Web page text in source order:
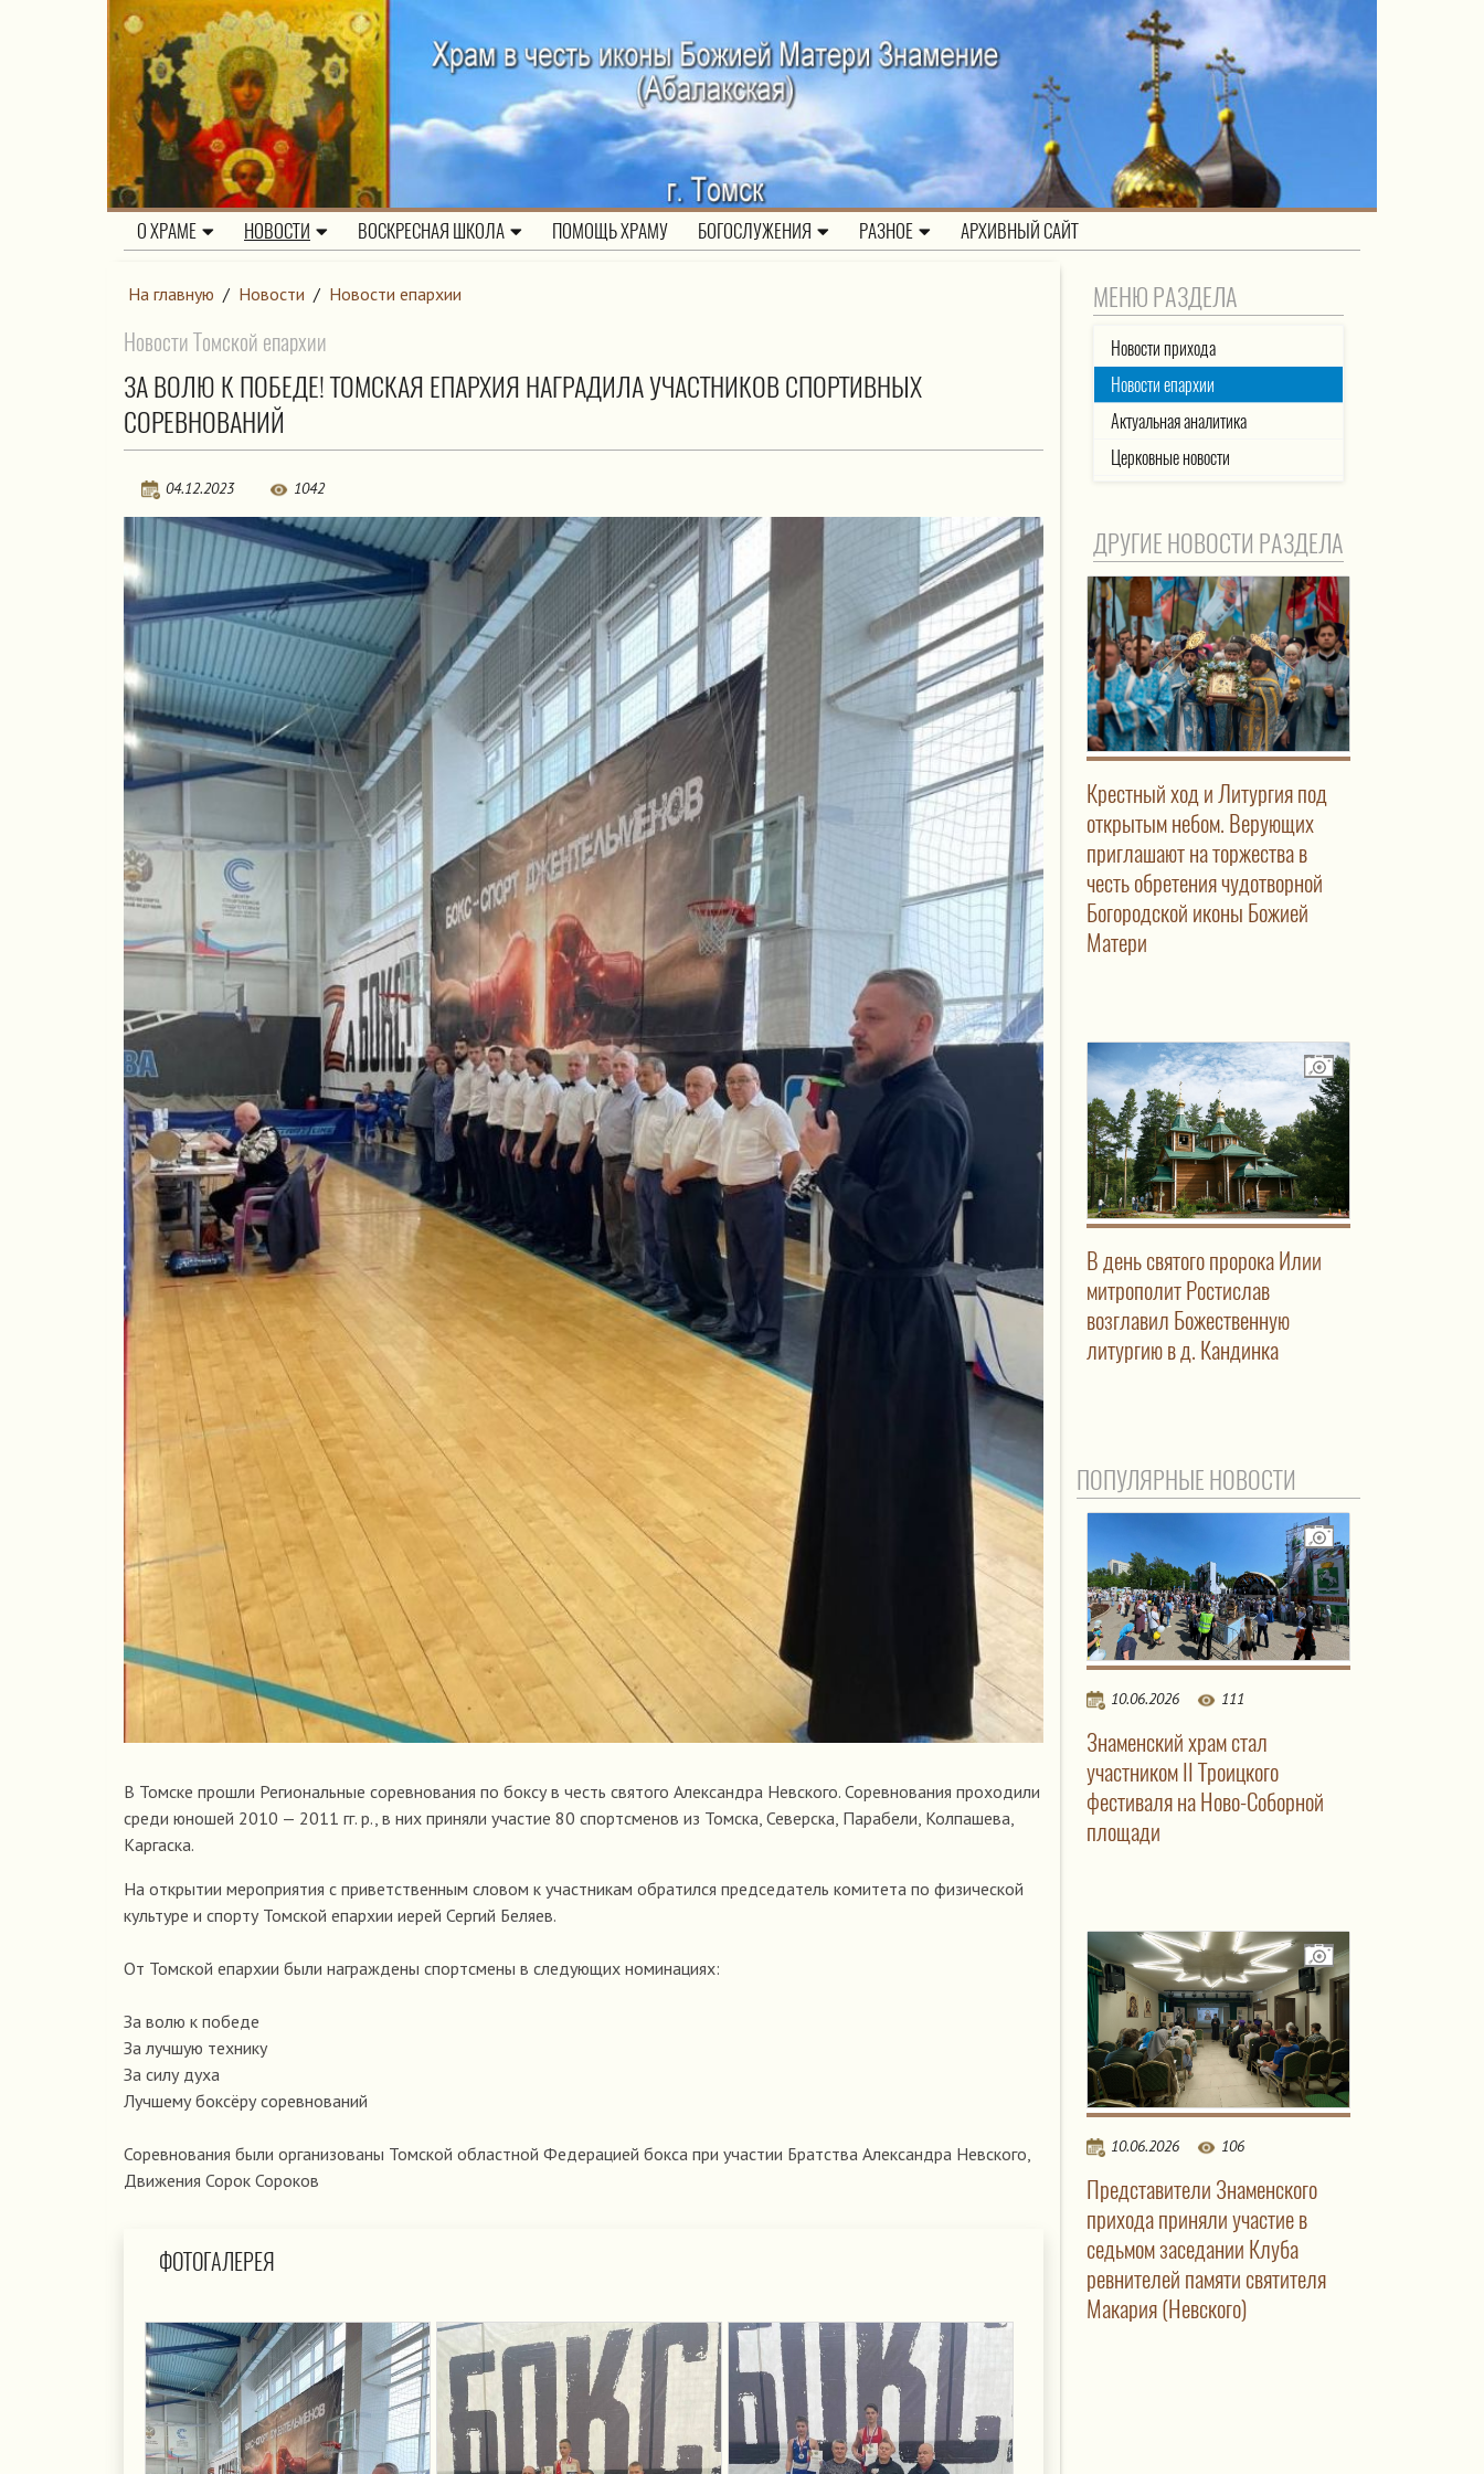
О ХРАМЕ НОВОСТИ ВОСКРЕСНАЯ ШКОЛА ПОМОЩЬ ХРАМУ БОГОСЛУЖЕНИЯ РАЗНОЕ АРХИВНЫЙ САЙТ
На главную / Новости / Новости епархии
Новости Томской епархии
ЗА ВОЛЮ К ПОБЕДЕ! ТОМСКАЯ ЕПАРХИЯ НАГРАДИЛА УЧАСТНИКОВ СПОРТИВНЫХ
СОРЕВНОВАНИЙ
04.12.2023 1042
В Томске прошли Региональные соревнования по боксу в честь святого Александра Невского. Соревнования проходили
среди юношей 2010 — 2011 гг. р., в них приняли участие 80 спортсменов из Томска, Северска, Парабели, Колпашева,
Каргаска.
На открытии мероприятия с приветственным словом к участникам обратился председатель комитета по физической
культуре и спорту Томской епархии иерей Сергий Беляев.
От Томской епархии были награждены спортсмены в следующих номинациях:
За волю к победе
За лучшую технику
За силу духа
Лучшему боксёру соревнований
Соревнования были организованы Томской областной Федерацией бокса при участии Братства Александра Невского,
Движения Сорок Сороков
ФОТОГАЛЕРЕЯ
МЕНЮ РАЗДЕЛА
Новости прихода
Новости епархии
Актуальная аналитика
Церковные новости
ДРУГИЕ НОВОСТИ РАЗДЕЛА
Крестный ход и Литургия под
открытым небом. Верующих
приглашают на торжества в
честь обретения чудотворной
Богородской иконы Божией
Матери
В день святого пророка Илии
митрополит Ростислав
возглавил Божественную
литургию в д. Кандинка
ПОПУЛЯРНЫЕ НОВОСТИ
10.06.2026 111
Знаменский храм стал
участником II Троицкого
фестиваля на Ново-Соборной
площади
10.06.2026 106
Представители Знаменского
прихода приняли участие в
седьмом заседании Клуба
ревнителей памяти святителя
Макария (Невского)